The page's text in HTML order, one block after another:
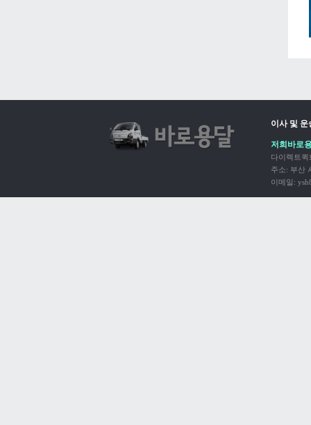
이사 및 운
저희바로
다이렉트
주소: 부산
이메일: